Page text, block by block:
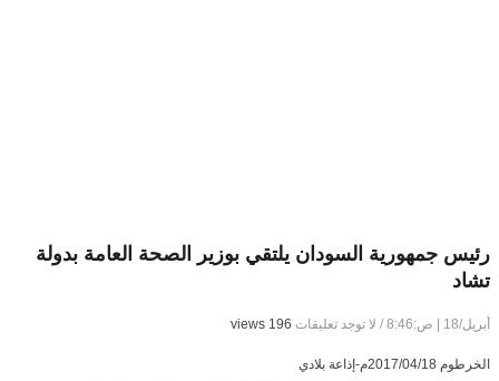
رئيس جمهورية السودان يلتقي بوزير الصحة العامة بدولة
تشاد
أبريل/18 | ص:8:46 / لا توجد تعليقات 196 views
الخرطوم 2017/04/18م-إذاعة بلادي